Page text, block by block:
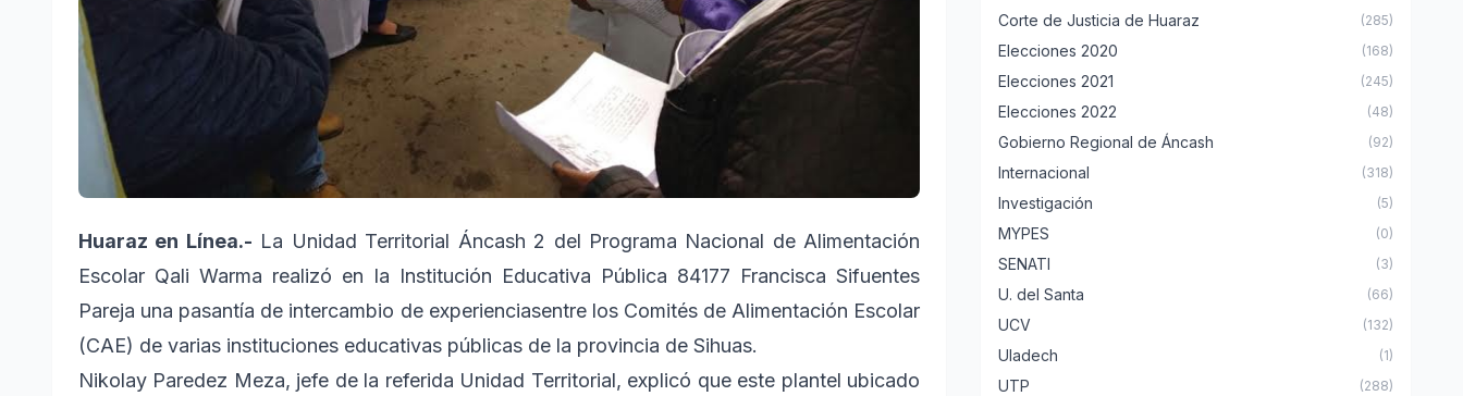
Huaraz en Línea.- La Unidad Territorial Áncash 2 del Programa Nacional de Alimentación
Escolar Qali Warma realizó en la Institución Educativa Pública 84177 Francisca Sifuentes
Pareja una pasantía de intercambio de experienciasentre los Comités de Alimentación Escolar
(CAE) de varias instituciones educativas públicas de la provincia de Sihuas.
Nikolay Paredez Meza, jefe de la referida Unidad Territorial, explicó que este plantel ubicado
Corte de Justicia de Huaraz (285)
Elecciones 2020 (168)
Elecciones 2021 (245)
Elecciones 2022 (48)
Gobierno Regional de Áncash (92)
Internacional (318)
Investigación (5)
MYPES (0)
SENATI (3)
U. del Santa (66)
UCV (132)
Uladech (1)
UTP (288)